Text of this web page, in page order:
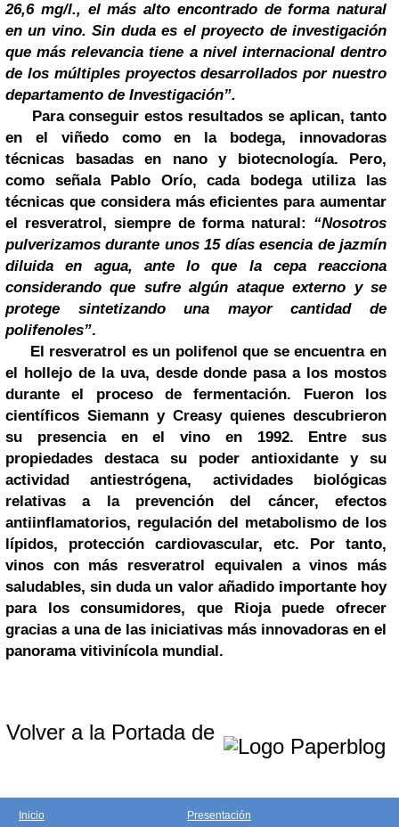
26,6 mg/l., el más alto encontrado de forma natural
en un vino.Sin duda es el proyecto de investigación
que más relevancia tiene a nivel internacional dentro
de los múltiples proyectos desarrollados por nuestro
departamento de Investigación”.
Para conseguir estos resultados se aplican, tanto
en el viñedo como en la bodega, innovadoras
técnicas basadas en nano y biotecnología. Pero,
como señala Pablo Orío, cada bodega utiliza las
técnicas que considera más eficientes para aumentar
el resveratrol, siempre de forma natural: “Nosotros
pulverizamos durante unos 15 días esencia de jazmín
diluida en agua, ante lo que la cepa reacciona
considerando que sufre algún ataque externo y se
protege sintetizando una mayor cantidad de
polifenoles”.
El resveratrol es un polifenol que se encuentra en
el hollejo de la uva, desde donde pasa a los mostos
durante el proceso de fermentación. Fueron los
científicos Siemann y Creasy quienes descubrieron
su presencia en el vino en 1992. Entre sus
propiedades destaca su poder antioxidante y su
actividad antiestrógena, actividades biológicas
relativas a la prevención del cáncer, efectos
antiinflamatorios, regulación del metabolismo de los
lípidos, protección cardiovascular, etc. Por tanto,
vinos con más resveratrol equivalen a vinos más
saludables, sin duda un valor añadido importante hoy
para los consumidores, que Rioja puede ofrecer
gracias a una de las iniciativas más innovadoras en el
panorama vitivinícola mundial.
Volver a la Portada de
Inicio
Presentación